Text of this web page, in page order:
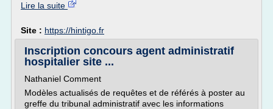
Lire la suite
Site : https://hintigo.fr
Inscription concours agent administratif
hospitalier site ...
Nathaniel Comment
Modèles actualisés de requêtes et de référés à poster au
greffe du tribunal administratif avec les informations